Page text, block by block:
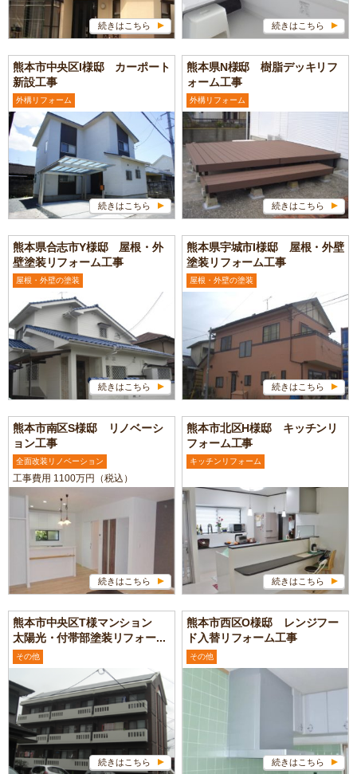
続きはこちら 続きはこちら
熊本市中央区I様邸 カーポート
新設工事
外構リフォーム
続きはこちら
熊本県N様邸 樹脂デッキリフ
ォーム工事
外構リフォーム
続きはこちら
熊本県合志市Y様邸 屋根・外
壁塗装リフォーム工事
屋根・外壁の塗装
続きはこちら
熊本県宇城市I様邸 屋根・外壁
塗装リフォーム工事
屋根・外壁の塗装
続きはこちら
熊本市南区S様邸 リノベーシ
ョン工事
全面改装リノベーション
工事費用 1100万円（税込）
続きはこちら
熊本市北区H様邸 キッチンリ
フォーム工事
キッチンリフォーム
続きはこちら
熊本市中央区T様マンション
太陽光・付帯部塗装リフォー...
その他
続きはこちら
熊本市西区O様邸 レンジフー
ド入替リフォーム工事
その他
続きはこちら